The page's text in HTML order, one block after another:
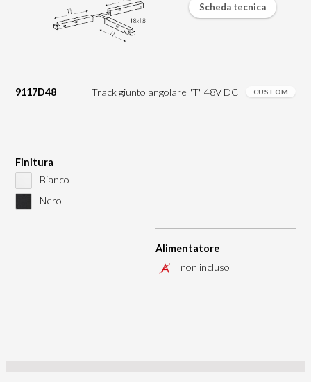
9117D48 Track giunto angolare "T" 48V DC CUSTOM
Finitura
Bianco
Nero
Alimentatore
non incluso
Scheda tecnica